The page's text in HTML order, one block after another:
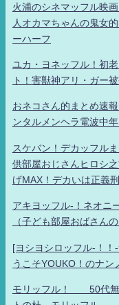
火浦のシネマッフル映
人オカマちゃんの鬼女
ーハーフ
ユカ・ヨネッフル！初
ト！害獣神アリ・ガー
おネコさん的まとめ速
ンタルメンヘラ電波中
スケバン！デカッフル
供部屋おじさんヒロシ
げMAX！デカいは正義
アキヨッフル-！ネオニ
（子ども部屋おばさん
[ヨシヨシロッフル-！！
うこそYOUKO！のナン
モリッフル！ 50代無